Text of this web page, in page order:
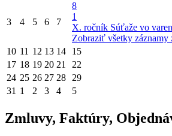
3 4 5 6 7
8
1
X. ročník Súťaže vo
Zobraziť všetky záznamy
10 11 12 13 14 15
17 18 19 20 21 22
24 25 26 27 28 29
31 1 2 3 4 5
Zmluvy, Faktúry,